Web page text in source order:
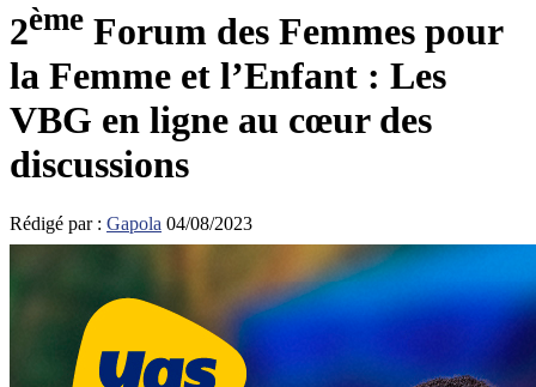
2ème Forum des Femmes pour
la Femme et l’Enfant : Les
VBG en ligne au cœur des
discussions
Rédigé par : Gapola 04/08/2023